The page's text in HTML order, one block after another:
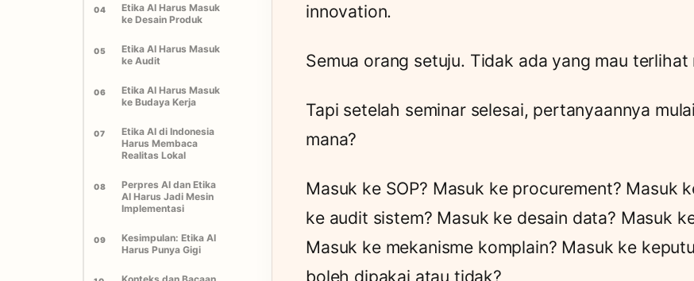
04
Etika AI Harus Masuk
ke Desain Produk
05
Etika AI Harus Masuk
ke Audit
06
Etika AI Harus Masuk
ke Budaya Kerja
07
Etika AI di Indonesia
Harus Membaca
Realitas Lokal
08
Perpres AI dan Etika
AI Harus Jadi Mesin
Implementasi
09
Kesimpulan: Etika AI
Harus Punya Gigi
innovation.
Semua orang setuju. Tidak ada yang mau
Tapi setelah seminar selesai, pertanyaannya
mana?
Masuk ke SOP? Masuk ke procurement? Masuk
ke audit sistem? Masuk ke desain data? Masuk
Masuk ke mekanisme komplain? Masuk ke
boleh dipakai atau tidak?